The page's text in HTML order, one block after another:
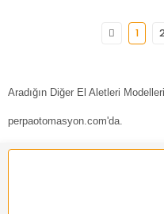
1
Aradığın Diğer El Aletleri
perpaotomasyon.com'da.